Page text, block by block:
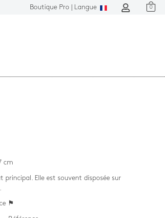
Boutique Pro | Langue 0
cm
principal. Elle est souvent disposée sur
⚑